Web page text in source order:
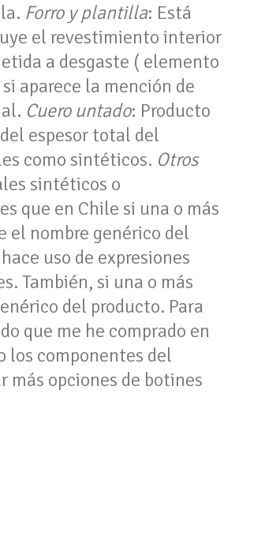
Forro y plantilla: Está
el revestimiento interior
a desgaste ( elemento
aparece la mención de
Cuero untado: Producto
espesor total del
como sintéticos. Otros
sintéticos o
que en Chile si una o más
el nombre genérico del
uso de expresiones
También, si una o más
del producto. Para
que me he comprado en
los componentes del
más opciones de botines